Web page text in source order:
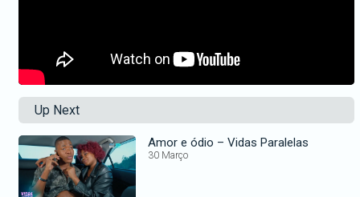
Up Next
Amor e ódio – Vidas Paralelas
30 Março